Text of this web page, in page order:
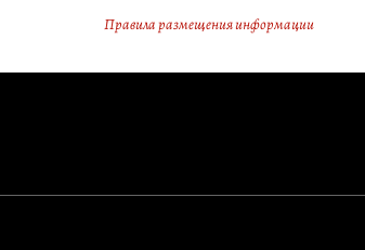
Правила размещения информации